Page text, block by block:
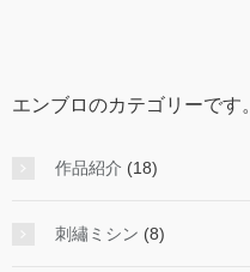
エンブロのカテゴリーです。
作品紹介 (18)
刺繡ミシン (8)